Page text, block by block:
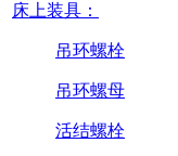
床上装具：
吊环螺栓
吊环螺母
活结螺栓